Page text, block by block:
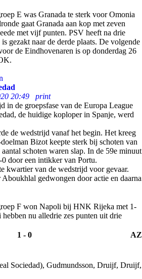
E was Granada te sterk voor Omonia
gaat Granada aan kop met zeven
met vijf punten. PSV heeft na drie
gezakt naar de derde plaats. De volgende
de Eindhovenaren is op donderdag 26
20:49
print
in de groepsfase van de Europa League
de huidige koploper in Spanje, werd
de wedstrijd vanaf het begin. Het kreeg
Bizot keepte sterk bij schoten van
schoten waren slap. In de 59e minuut
door een intikker van Portu.
kwartier van de wedstrijd voor gevaar.
gedwongen door actie en daarna
F won Napoli bij HNK Rijeka met 1-
nu alledrie zes punten uit drie
1 - 0
AZ
Sociedad), Gudmundsson, Druijf, Druijf,